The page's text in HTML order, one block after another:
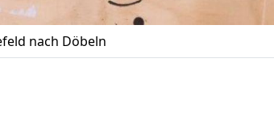
nach Döbeln